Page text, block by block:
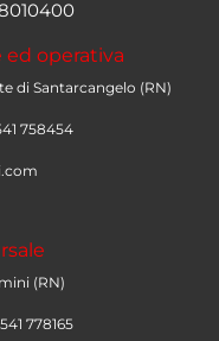
ed operativa
di Santarcangelo (RN)
758454
(RN)
778165